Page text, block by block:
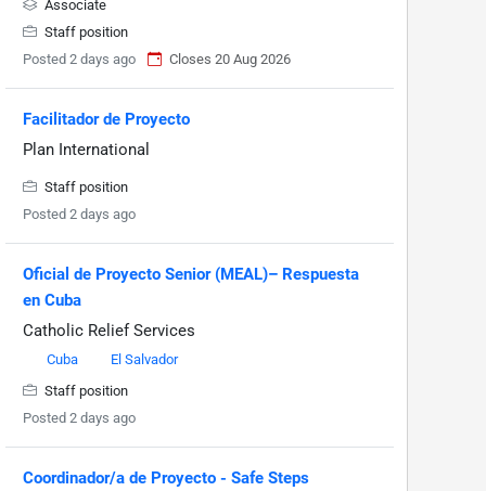
Associate
Staff position
Posted 2 days ago
Closes 20 Aug 2026
Facilitador de Proyecto
Plan International
Staff position
Posted 2 days ago
Oficial de Proyecto Senior (MEAL)– Respuesta
en Cuba
Catholic Relief Services
Cuba
El Salvador
Staff position
Posted 2 days ago
Coordinador/a de Proyecto - Safe Steps